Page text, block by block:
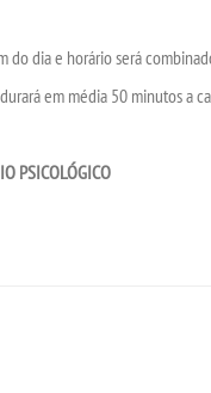
do dia e horário será
em média 50 minutos a
PSICOLÓGICO